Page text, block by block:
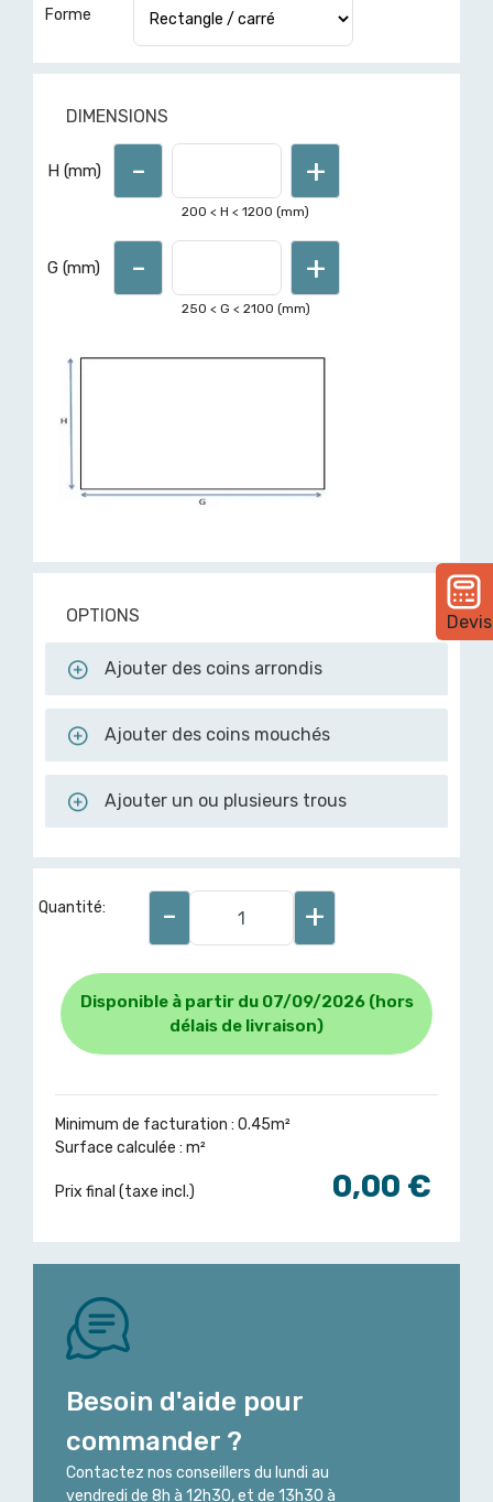
Devis
dimensions hors limites affichées,
demandez un devis ici
Forme
DIMENSIONS
H (mm) - +
200 < H <1200 (mm)
G (mm) - +
250 < G <2100 (mm)
OPTIONS
Ajouter des coins arrondis
Ajouter des coins mouchés
Ajouter un ou plusieurs trous
Quantité: - +
Disponible à partir du 07/09/2026 (hors
délais de livraison)
Minimum de facturation : 0.45m²
Surface calculée : m²
Prix final (taxe incl.) 0,00 €
Besoin d'aide pour
commander ?
Contactez nos conseillers du lundi au
vendredi de 8h à 12h30, et de 13h30 à